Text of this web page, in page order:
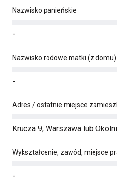
Nazwisko panieńskie
-
Nazwisko rodowe matki (z domu)
-
Adres / ostatnie miejsce
Krucza 9, Warszawa lub
Wykształcenie, zawód, miejsce
-